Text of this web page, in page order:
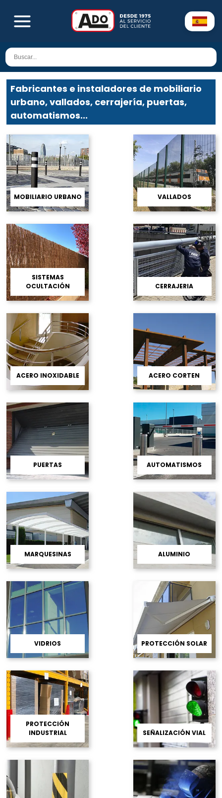
Fabricantes e instaladores de mobiliario
urbano, vallados, cerrajería, puertas,
automatismos...
MOBILIARIO URBANO VALLADOS
SISTEMAS
OCULTACIÓN
CERRAJERIA
ACERO INOXIDABLE ACERO CORTEN
PUERTAS AUTOMATISMOS
MARQUESINAS ALUMINIO
VIDRIOS PROTECCIÓN SOLAR
PROTECCIÓN
INDUSTRIAL
SEÑALIZACIÓN VIAL